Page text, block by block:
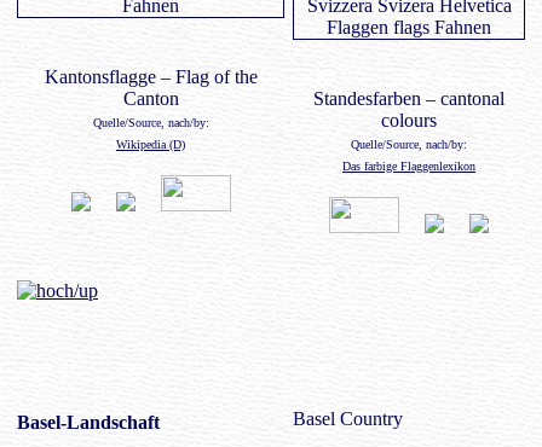
Kantonsflagge – Flag of the
Canton
Quelle/Source, nach/by:
Wikipedia (D)
Standesfarben – cantonal
colours
Quelle/Source, nach/by:
Das farbige Flaggenlexikon
Basel-Landschaft Basel Country